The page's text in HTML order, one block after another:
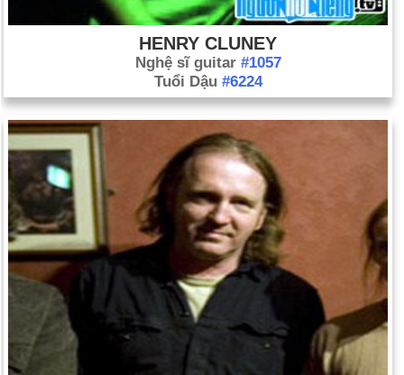
HENRY CLUNEY
Nghệ sĩ guitar #1057
Tuổi Dậu #6224